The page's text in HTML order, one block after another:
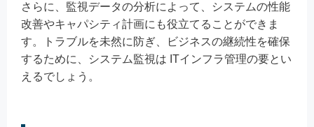
さらに、監視データの分析によって、システムの性能
改善やキャパシティ計画にも役立てることができま
す。トラブルを未然に防ぎ、ビジネスの継続性を確保
するために、システム監視は ITインフラ管理の要とい
えるでしょう。